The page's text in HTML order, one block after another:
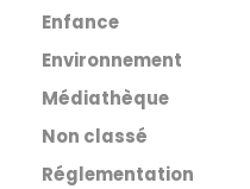
Enfance
Environnement
Médiathèque
Non classé
Réglementation